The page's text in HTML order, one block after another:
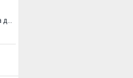
ДнаТ 70Вт (Е27) Лампа дуговая (натриевая типа ДнаТ)